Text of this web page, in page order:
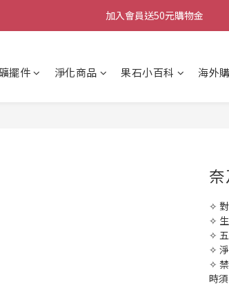
加入會員送50元購物金
每週三/四/五 20:30 IG直播
加入會員送50元購物金
擺件 淨化商品 果石小百科 海外
✧
✧
✧
✧
✧
時